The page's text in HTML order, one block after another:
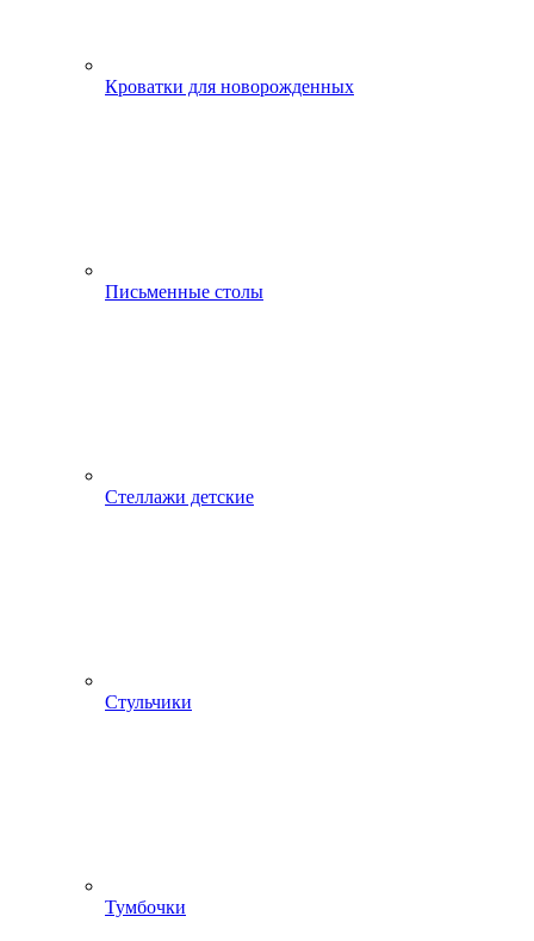
Кроватки для новорожденных
Письменные столы
Стеллажи детские
Стульчики
Тумбочки